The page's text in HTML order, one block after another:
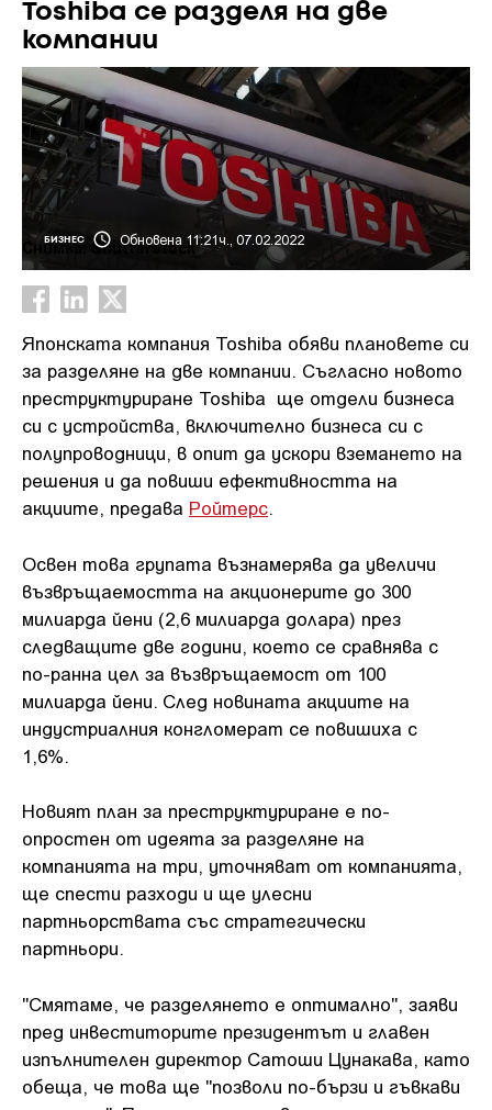
Toshiba се разделя на две
компании
БИЗНЕС Обновена 11:21ч., 07.02.2022
Снимка: Shutterstock
Японската компания Toshiba обяви плановете си
за разделяне на две компании. Съгласно новото
преструктуриране Toshiba ще отдели бизнеса
си с устройства, включително бизнеса си с
полупроводници, в опит да ускори вземането на
решения и да повиши ефективността на
акциите, предава Ройтерс.
Освен това групата възнамерява да увеличи
възвръщаемостта на акционерите до 300
милиарда йени (2,6 милиарда долара) през
следващите две години, което се сравнява с
по-ранна цел за възвръщаемост от 100
милиарда йени. След новината акциите на
индустриалния конгломерат се повишиха с
1,6%.
Новият план за преструктуриране е по-
опростен от идеята за разделяне на
компанията на три, уточняват от компанията,
ще спести разходи и ще улесни
партньорствата със стратегически
партньори.
"Смятаме, че разделянето е оптимално", заяви
пред инвеститорите президентът и главен
изпълнителен директор Сатоши Цунакава, като
обеща, че това ще "позволи по-бързи и гъвкави